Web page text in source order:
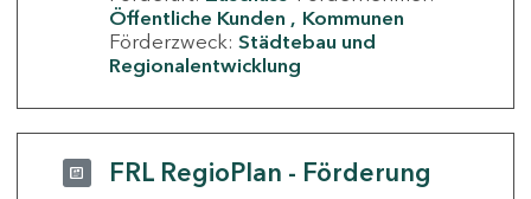
Öffentliche Kunden
Kommunen
Förderzweck: Städtebau und
Regionalentwicklung
FRL RegioPlan - Förderung